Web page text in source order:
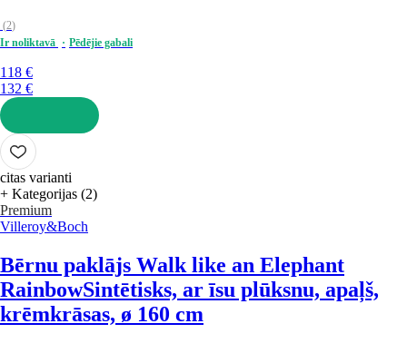
(2)
Ir noliktavā
Pēdējie gabali
118 €
132 €
LIKT GROZĀ
citas varianti
+ Kategorijas (2)
Premium
Villeroy&Boch
Bērnu paklājs Walk like an Elephant
RainbowSintētisks, ar īsu plūksnu, apaļš,
krēmkrāsas, ø 160 cm